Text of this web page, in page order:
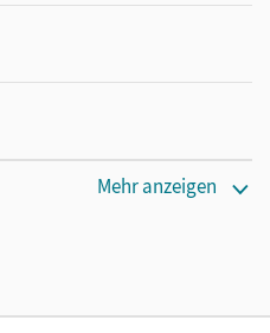
Mehr anzeigen